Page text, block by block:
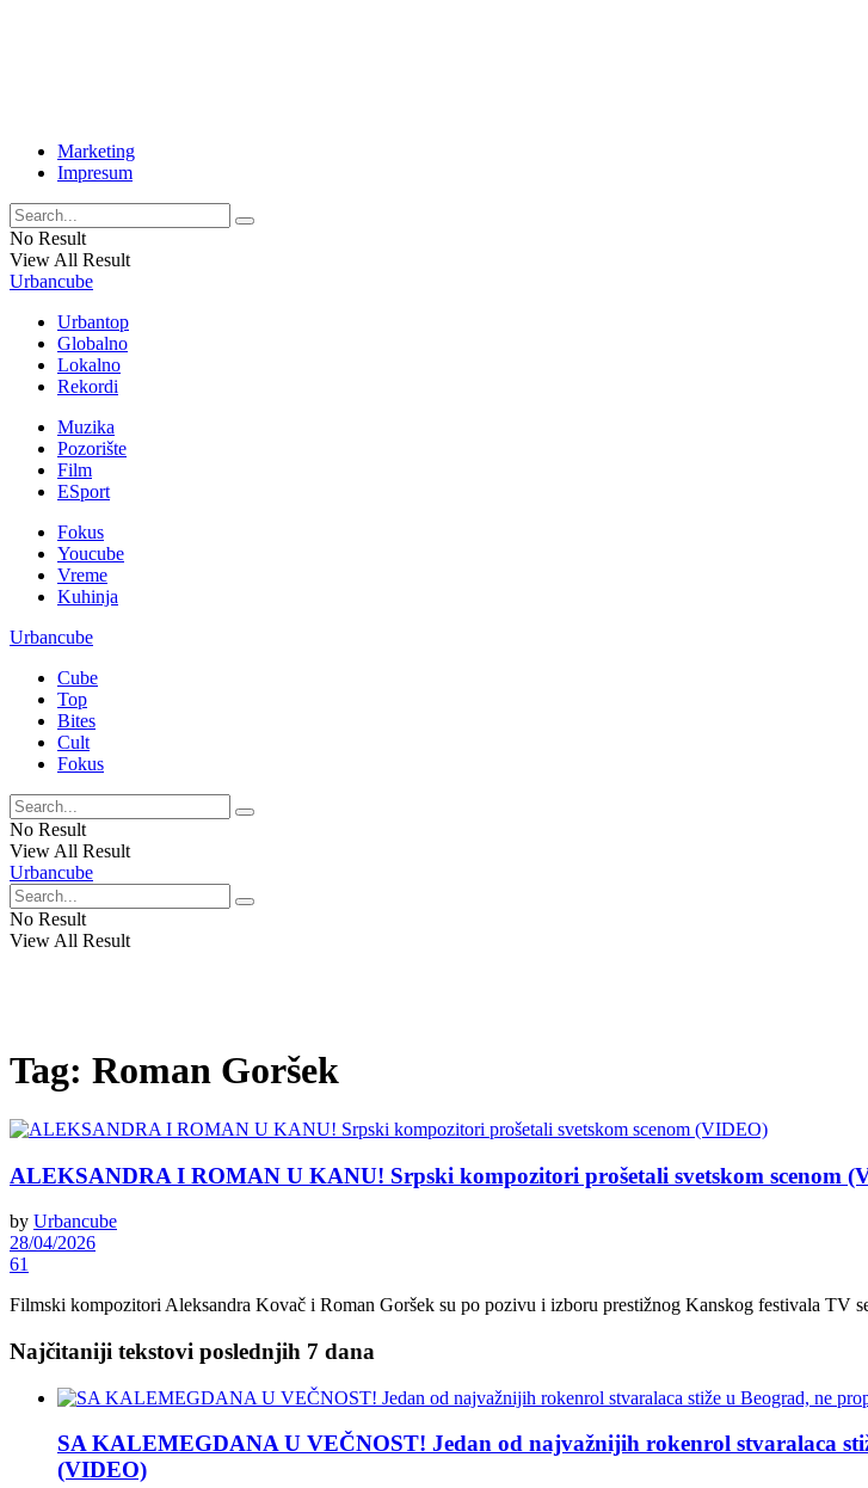
Marketing
Impresum
No Result
View All Result
Urbancube
Urbantop
Globalno
Lokalno
Rekordi
Muzika
Pozorište
Film
ESport
Fokus
Youcube
Vreme
Kuhinja
Urbancube
Cube
Top
Bites
Cult
Fokus
No Result
View All Result
Urbancube
No Result
View All Result
Tag: Roman Goršek
ALEKSANDRA I ROMAN U KANU! Srpski kompozitori prošetali svetskom scenom
by Urbancube
28/04/2026
61
Filmski kompozitori Aleksandra Kovač i Roman Goršek su po pozivu i izboru prestižnog Kanskog festivala TV
Najčitaniji tekstovi poslednjih 7 dana
SA KALEMEGDANA U VEČNOST! Jedan od najvažnijih rokenrol stvaralaca
(VIDEO)